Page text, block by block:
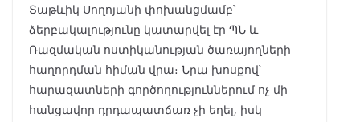
Տաթևիկ Սողոյանի փոխանցմամբ՝
ձերբակալությունը կատարվել էր ՊՆ և
Ռազմական ոստիկանության ծառայողների
հաղորդման հիման վրա։ Նրա խոսքով՝
հարազատների գործողություններում ոչ մի
հանցավոր դրդապատճառ չի եղել, իսկ